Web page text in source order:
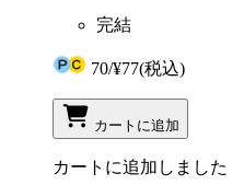
完結
70/¥77(税込)
カートに追加
カートに追加しました